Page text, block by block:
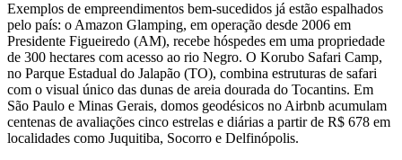
Exemplos de empreendimentos bem-sucedidos já estão espalhados
pelo país: o Amazon Glamping, em operação desde 2006 em
Presidente Figueiredo (AM), recebe hóspedes em uma propriedade
de 300 hectares com acesso ao rio Negro. O Korubo Safari Camp,
no Parque Estadual do Jalapão (TO), combina estruturas de safari
com o visual único das dunas de areia dourada do Tocantins. Em
São Paulo e Minas Gerais, domos geodésicos no Airbnb acumulam
centenas de avaliações cinco estrelas e diárias a partir de R$ 678 em
localidades como Juquitiba, Socorro e Delfinópolis.